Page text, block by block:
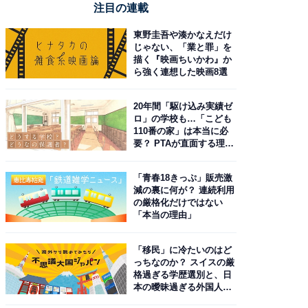
注目の連載
東野圭吾や湊かなえだけ
じゃない、「業と罪」を
描く『映画ちいかわ』か
ら強く連想した映画8選
20年間「駆け込み実績ゼ
ロ」の学校も…「こども
110番の家」は本当に必
要？ PTAが直面する理想
「青春18きっぷ」販売激
減の裏に何が？ 連続利用
の厳格化だけではない
「本当の理由」
「移民」に冷たいのはど
っちなのか？ スイスの厳
格過ぎる学歴選別と、日
本の曖昧過ぎる外国人政